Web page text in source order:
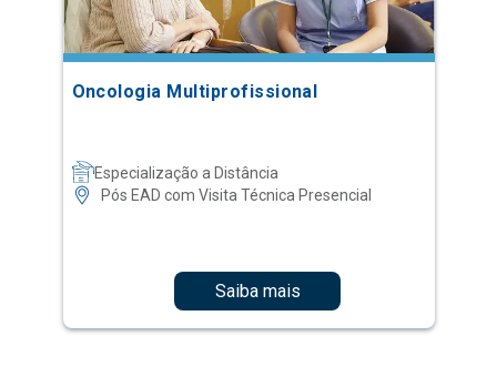
Oncologia Multiprofissional
Especialização a Distância
Pós EAD com Visita Técnica Presencial
Saiba mais